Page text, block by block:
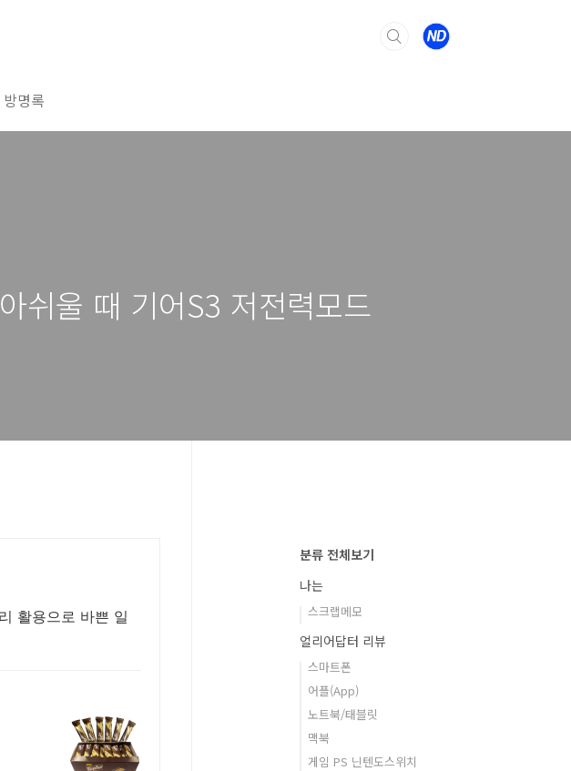
방명록
쉬울 때 기어S3 저전력모드
활용으로 바쁜 일
분류 전체보기
나는
스크랩메모
얼리어답터 리뷰
스마트폰
어플(App)
노트북/태블릿
맥북
게임 PS 닌텐도스위치